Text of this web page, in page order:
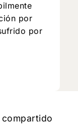
por
por
compartido